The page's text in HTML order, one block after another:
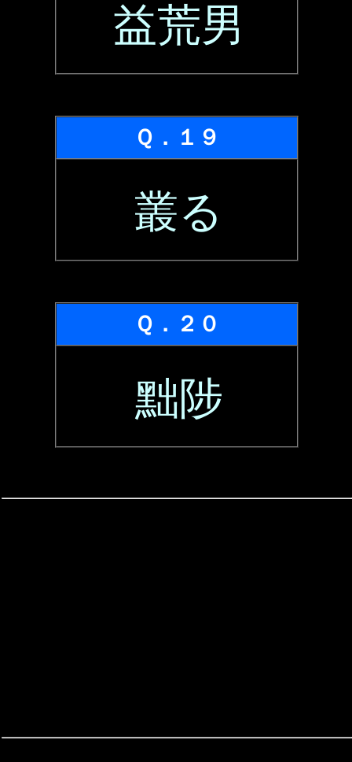
益荒男
Ｑ．１９
叢る
Ｑ．２０
黜陟